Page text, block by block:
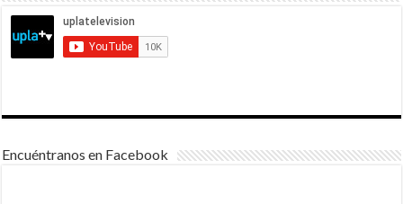
Encuéntranos en Facebook